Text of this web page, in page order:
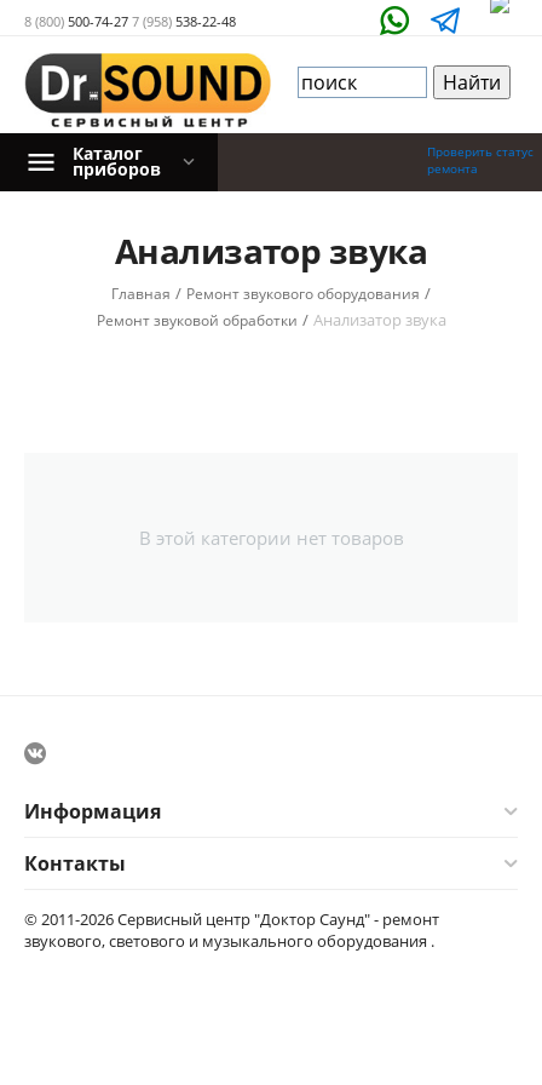
8 (800) 500-74-27 7 (958) 538-22-48
Проверить статус
ремонта
Каталог
приборов
Анализатор звука
Главная / Ремонт звукового оборудования /
Ремонт звуковой обработки / Анализатор звука
В этой категории нет товаров
Информация
Контакты
© 2011-2026 Сервисный центр "Доктор Саунд" - ремонт
звукового, светового и музыкального оборудования .